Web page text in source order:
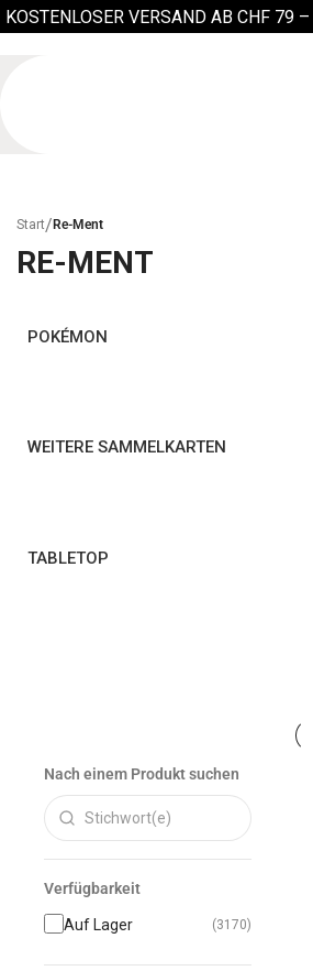
KOSTENLOSER VERSAND AB CHF 79 –
Start/ Re-Ment
RE-MENT
POKÉMON
WEITERE SAMMELKARTEN
TABLETOP
Nach einem Produkt suchen
Verfügbarkeit
Auf Lager (3170)